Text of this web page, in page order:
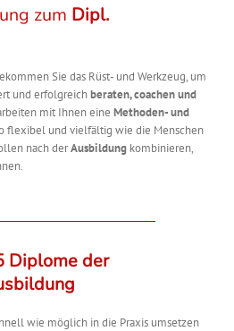
zum Dipl.
Sie das Rüst- und Werkzeug, um
und erfolgreichberaten, coachen und
mit Ihnen eine Methoden- und
flexibel und vielfältig wie die Menschen
nach derAusbildung kombinieren,
Diplome der
wie möglich in die Praxis umsetzen